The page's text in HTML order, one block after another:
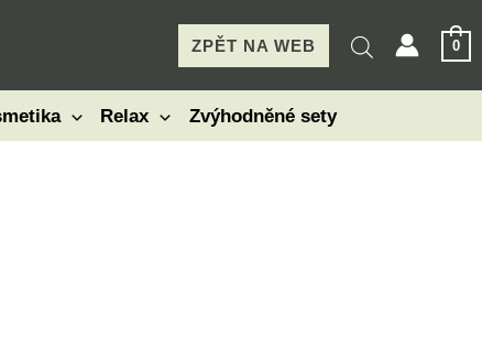
ZPĚT NA WEB 0
Relax Zvýhodněné sety